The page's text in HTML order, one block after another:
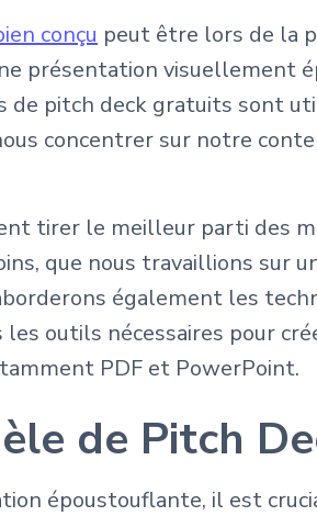
conçu peut être lors de la
présentation visuellement
pitch deck gratuits sont
concentrer sur notre
tirer le meilleur parti des
que nous travaillions sur
également les
outils nécessaires pour
PDF et PowerPoint.
de Pitch
époustouflante, il est